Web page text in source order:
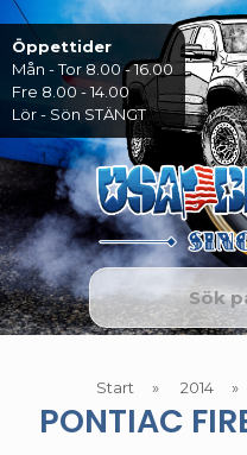
Öppettider
Mån - Tor 8.00 - 16.00
Fre 8.00 - 14.00
Lör - Sön STÄNGT
Start » 2014 »
PONTIAC